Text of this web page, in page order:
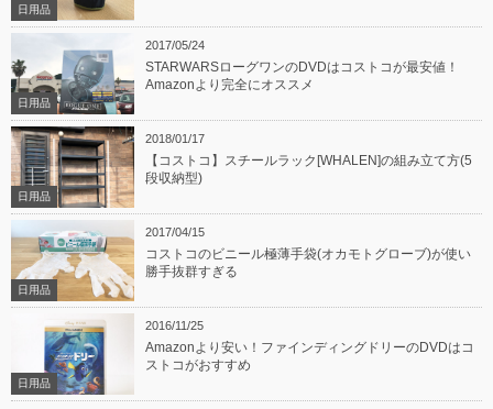
日用品
2017/05/24
日用品
STARWARSローグワンのDVDはコストコが最安値！
Amazonより完全にオススメ
2018/01/17
日用品
【コストコ】スチールラック[WHALEN]の組み立て方(5
段収納型)
2017/04/15
日用品
コストコのビニール極薄手袋(オカモトグローブ)が使い
勝手抜群すぎる
2016/11/25
日用品
Amazonより安い！ファインディングドリーのDVDはコ
ストコがおすすめ